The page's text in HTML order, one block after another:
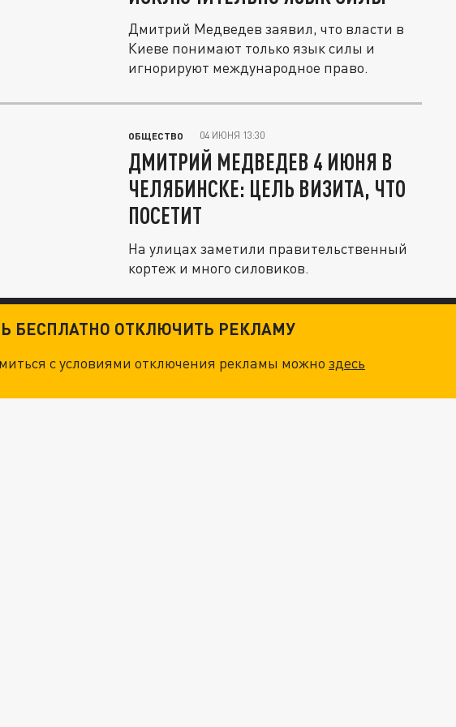
Дмитрий Медведев заявил, что власти в
Киеве понимают только язык силы и
игнорируют международное право.
ОБЩЕСТВО 04 ИЮНЯ 13:30
ДМИТРИЙ МЕДВЕДЕВ 4 ИЮНЯ В
ЧЕЛЯБИНСКЕ: ЦЕЛЬ ВИЗИТА, ЧТО
ПОСЕТИТ
На улицах заметили правительственный
кортеж и много силовиков.
БЕСПЛАТНО ОТКЛЮЧИТЬ РЕКЛАМУ
с условиями отключения рекламы можноздесь